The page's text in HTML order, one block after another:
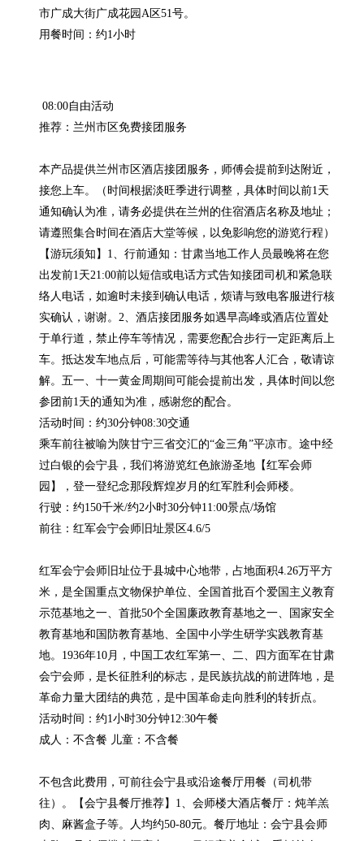
市广成大街广成花园A区51号。
用餐时间：约1小时
08:00自由活动
推荐：兰州市区免费接团服务
本产品提供兰州市区酒店接团服务，师傅会提前到达附近，
接您上车。（时间根据淡旺季进行调整，具体时间以前1天
通知确认为准，请务必提供在兰州的住宿酒店名称及地址；
请遵照集合时间在酒店大堂等候，以免影响您的游览行程）
【游玩须知】1、行前通知：甘肃当地工作人员最晚将在您
出发前1天21:00前以短信或电话方式告知接团司机和紧急联
络人电话，如逾时未接到确认电话，烦请与致电客服进行核
实确认，谢谢。2、酒店接团服务如遇早高峰或酒店位置处
于单行道，禁止停车等情况，需要您配合步行一定距离后上
车。抵达发车地点后，可能需等待与其他客人汇合，敬请谅
解。五一、十一黄金周期间可能会提前出发，具体时间以您
参团前1天的通知为准，感谢您的配合。
活动时间：约30分钟08:30交通
乘车前往被喻为陕甘宁三省交汇的“金三角”平凉市。途中经
过白银的会宁县，我们将游览红色旅游圣地【红军会师
园】，登一登纪念那段辉煌岁月的红军胜利会师楼。
行驶：约150千米/约2小时30分钟11:00景点/场馆
前往：红军会宁会师旧址景区4.6/5
红军会宁会师旧址位于县城中心地带，占地面积4.26万平方
米，是全国重点文物保护单位、全国首批百个爱国主义教育
示范基地之一、首批50个全国廉政教育基地之一、国家安全
教育基地和国防教育基地、全国中小学生研学实践教育基
地。1936年10月，中国工农红军第一、二、四方面军在甘肃
会宁会师，是长征胜利的标志，是民族抗战的前进阵地，是
革命力量大团结的典范，是中国革命走向胜利的转折点。
活动时间：约1小时30分钟12:30午餐
成人：不含餐 儿童：不含餐
不包含此费用，可前往会宁县或沿途餐厅用餐（司机带
往）。【会宁县餐厅推荐】1、会师楼大酒店餐厅：炖羊羔
肉、麻酱盒子等。人均约50-80元。餐厅地址：会宁县会师